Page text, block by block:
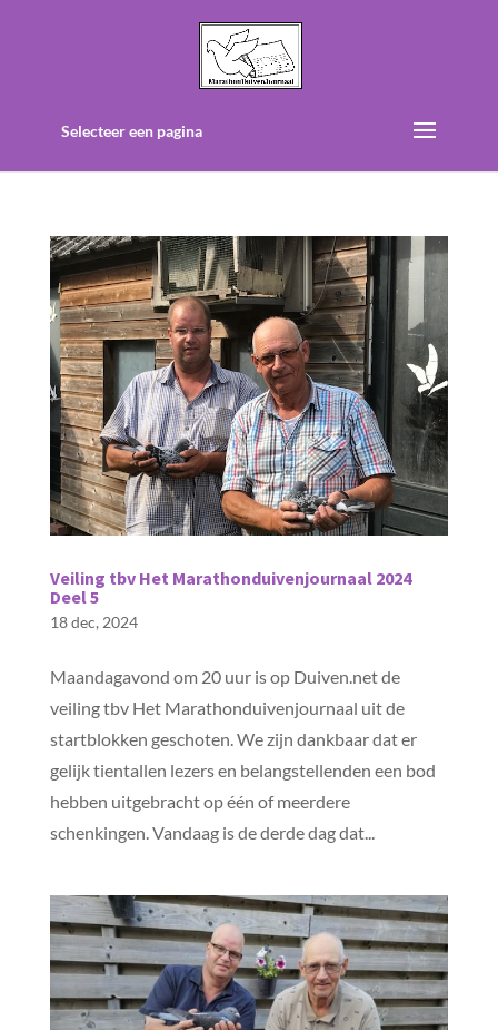
Selecteer een pagina
Veiling tbv Het Marathonduivenjournaal 2024
Deel 5
18 dec, 2024
Maandagavond om 20 uur is op Duiven.net de
veiling tbv Het Marathonduivenjournaal uit de
startblokken geschoten. We zijn dankbaar dat er
gelijk tientallen lezers en belangstellenden een bod
hebben uitgebracht op één of meerdere
schenkingen. Vandaag is de derde dag dat...